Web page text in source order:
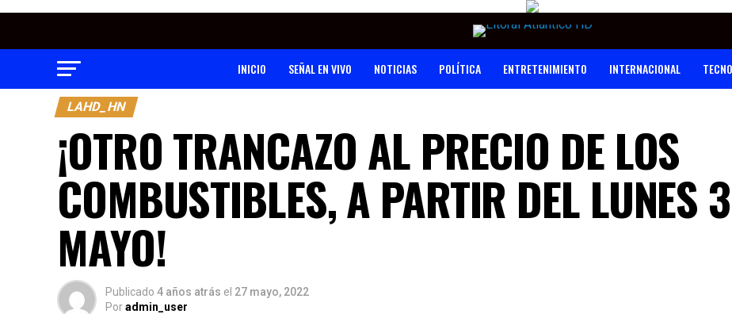
INICIO SEÑAL EN VIVO NOTICIAS POLÍTICA ENTRETENIMIENTO INTERNACIONAL
LAHD_HN
¡OTRO TRANCAZO AL PRECIO DE LOS
COMBUSTIBLES, A PARTIR DEL LUNES
MAYO!
Publicado 4 años atrás el 27 mayo, 2022
Poradmin_user